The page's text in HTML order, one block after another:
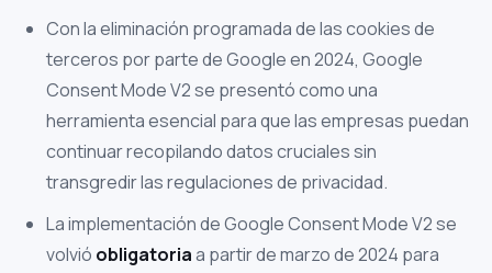
Con la eliminación programada de las cookies de
terceros por parte de Google en 2024, Google
Consent Mode V2 se presentó como una
herramienta esencial para que las empresas puedan
continuar recopilando datos cruciales sin
transgredir las regulaciones de privacidad.
La implementación de Google Consent Mode V2 se
volvió obligatoriaa partir de marzo de 2024 para